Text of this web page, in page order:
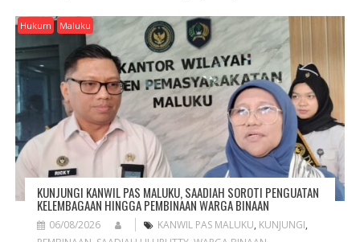
Hukum Maluku
KUNJUNGI KANWIL PAS MALUKU, SAADIAH SOROTI PENGUATAN
KELEMBAGAAN HINGGA PEMBINAAN WARGA BINAAN
06/08/2026 KANWIL PAS MALUKU, KUNJUNGI,